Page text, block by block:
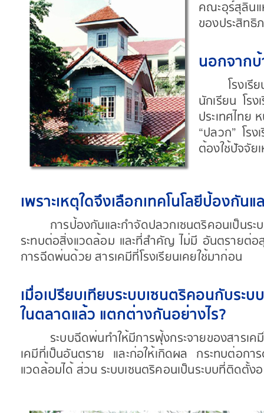
คณะอุร์สุลินแ
ของประสิท
นอกจากบ้
โรงเ
นักเรียน โร
ประเทศไท
“ปลวก” โร
ต้องใช้ปัจจัย
เพราะเหตุใดจึงเลือกเทคโนโลยีป้องกัน
การป้องกันและกำจัดปลวกเซนตริคอนเป็น
ระทบต่อสิ่งแวดล้อม และที่สำคัญ ไม่มี อันตรายต่
การฉีดพ่นด้วย สารเคมีที่โรงเรียนเคยใช้มาก่อน
เมื่อเปรียบเทียบระบบเซนตริคอนกับระ
ในตลาดแล้ว แตกต่างกันอย่างไร?
ระบบฉีดพ่นทำให้มีการฟุ้งกระจายของสารเ
เคมีที่เป็นอันตราย และก่อให้เกิดผล กระทบต่อก
แวดล้อมได้ ส่วน ระบบเซนตริคอนเป็นระบบที่ติด